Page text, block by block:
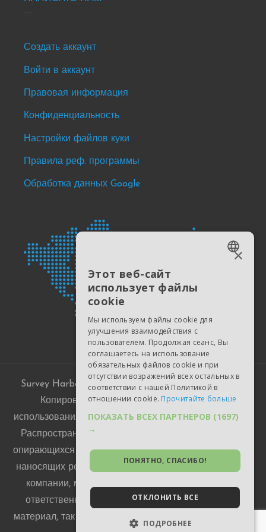
Footer
&
events
Создать аккаунт
Войти в аккаунт
Правовая информация
Конфиденциальность
Настройки файлов куки
Правила реф. программы
Обработка данных Google
Survey Harbor © 2015-2026. Все права защищены.
Копирование материалов запрещено без
использования активной ссылки на surveyharbor.com.
Распространение ложных сведений о Проекте, не
опирающихся на убедительную доказательную базу и
наносящих репутационный и/или финансовый вред
компании, может повлечь гражданско-правовую
ответственность как лица, размещающего такой
материал, так и владельца сайта, где такой материал
GERMAN
POLISH
SPANISH
×
Этот веб-сайт
использует файлы
cookie
Мы используем файлы cookie для
улучшения взаимодействия с
пользователем. Продолжая сеанс, Вы
соглашаетесь на использование
обязательных файлов cookie и при
отсутствии возражений всех остальных в
соответствии с нашей Политикой в
отношении cookie. Прочитайте больше
ПОКАЗАТЬ ВСЕХ ПАРТНЕРОВ (1697)
→
ПОНЯТНО, СПАСИБО!
ОТКЛОНИТЬ ВСЕ
ПОДРОБНЕЕ